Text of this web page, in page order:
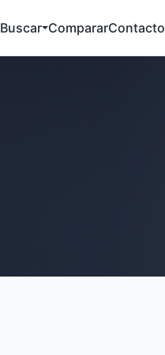
Buscar CompararContacto